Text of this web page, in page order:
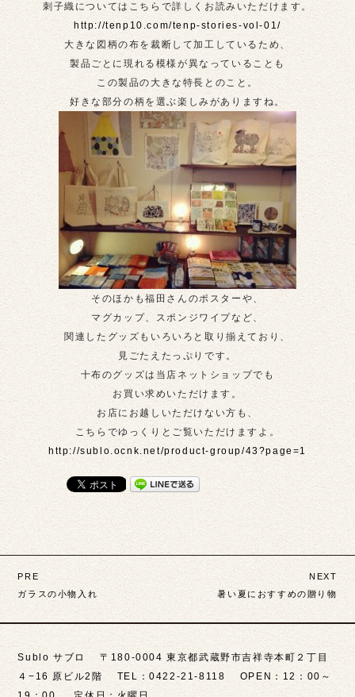
刺子織についてはこちらで詳しくお読みいただけます。
http://tenp10.com/tenp-stories-vol-01/
大きな図柄の布を裁断して加工しているため、
製品ごとに現れる模様が異なっていることも
この製品の大きな特長とのこと。
好きな部分の柄を選ぶ楽しみがありますね。
そのほかも福田さんのポスターや、
マグカップ、スポンジワイプなど、
関連したグッズもいろいろと取り揃えており、
見ごたえたっぷりです。
十布のグッズは当店ネットショップでも
お買い求めいただけます。
お店にお越しいただけない方も、
こちらでゆっくりとご覧いただけますよ。
http://sublo.ocnk.net/product-group/43?page=1
投
稿
ナ
ビ
ゲ
PRE
ガラスの小物入れ
NEXT
暑い夏におすすめの贈り物
Sublo サブロ 〒180-0004 東京都武蔵野市吉祥寺本町２丁目
４−16 原ビル2階 TEL：0422-21-8118 OPEN：12：00～